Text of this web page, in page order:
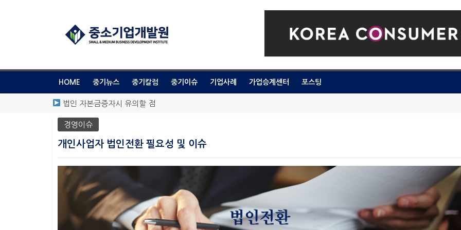
HOME 중기뉴스 중기칼럼 중기이슈 기업사례 가업승계센터 포스팅
법인 자본금증자시 유의할 점
가나다
윤지원 대표와 함께하는 가지급금 정리 [인터뷰]
이익소각으로 가지급금, 미처분이익잉여금 해결 등 다양한 활용
경영이슈
개인사업자 법인전환 필요성 및 이슈